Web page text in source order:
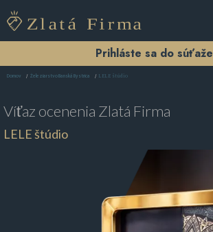
Prihláste sa do súťaže
Domov Železiarstvo Banská Bystrica LELE štúdio
Víťaz ocenenia Zlatá Firma
LELE štúdio